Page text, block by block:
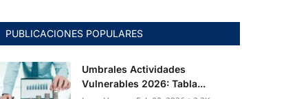
PUBLICACIONES POPULARES
Umbrales Actividades
Vulnerables 2026: Tabla...